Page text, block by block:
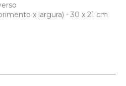
x largura) - 30 x 21 cm